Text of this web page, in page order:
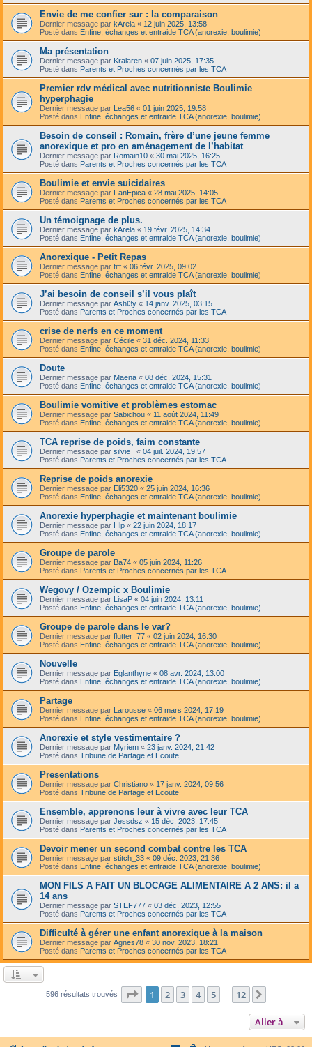
Envie de me confier sur : la comparaison
Dernier message par kArela « 12 juin 2025, 13:58
Posté dans Enfine, échanges et entraide TCA (anorexie, boulimie)
Ma présentation
Dernier message par Kralaren « 07 juin 2025, 17:35
Posté dans Parents et Proches concernés par les TCA
Premier rdv médical avec nutritionniste Boulimie
hyperphagie
Dernier message par Lea56 « 01 juin 2025, 19:58
Posté dans Enfine, échanges et entraide TCA (anorexie, boulimie)
Besoin de conseil : Romain, frère d’une jeune femme
anorexique et pro en aménagement de l’habitat
Dernier message par Romain10 « 30 mai 2025, 16:25
Posté dans Parents et Proches concernés par les TCA
Boulimie et envie suicidaires
Dernier message par FanEpica « 28 mai 2025, 14:05
Posté dans Parents et Proches concernés par les TCA
Un témoignage de plus.
Dernier message par kArela « 19 févr. 2025, 14:34
Posté dans Enfine, échanges et entraide TCA (anorexie, boulimie)
Anorexique - Petit Repas
Dernier message par tiff « 06 févr. 2025, 09:02
Posté dans Enfine, échanges et entraide TCA (anorexie, boulimie)
J’ai besoin de conseil s’il vous plaît
Dernier message par Ashl3y « 14 janv. 2025, 03:15
Posté dans Parents et Proches concernés par les TCA
crise de nerfs en ce moment
Dernier message par Cécile « 31 déc. 2024, 11:33
Posté dans Enfine, échanges et entraide TCA (anorexie, boulimie)
Doute
Dernier message par Maëna « 08 déc. 2024, 15:31
Posté dans Enfine, échanges et entraide TCA (anorexie, boulimie)
Boulimie vomitive et problèmes estomac
Dernier message par Sabichou « 11 août 2024, 11:49
Posté dans Enfine, échanges et entraide TCA (anorexie, boulimie)
TCA reprise de poids, faim constante
Dernier message par silvie_ « 04 juil. 2024, 19:57
Posté dans Parents et Proches concernés par les TCA
Reprise de poids anorexie
Dernier message par Eli5320 « 25 juin 2024, 16:36
Posté dans Enfine, échanges et entraide TCA (anorexie, boulimie)
Anorexie hyperphagie et maintenant boulimie
Dernier message par Hlp « 22 juin 2024, 18:17
Posté dans Enfine, échanges et entraide TCA (anorexie, boulimie)
Groupe de parole
Dernier message par Ba74 « 05 juin 2024, 11:26
Posté dans Parents et Proches concernés par les TCA
Wegovy / Ozempic x Boulimie
Dernier message par LisaP « 04 juin 2024, 13:11
Posté dans Enfine, échanges et entraide TCA (anorexie, boulimie)
Groupe de parole dans le var?
Dernier message par flutter_77 « 02 juin 2024, 16:30
Posté dans Enfine, échanges et entraide TCA (anorexie, boulimie)
Nouvelle
Dernier message par Eglanthyne « 08 avr. 2024, 13:00
Posté dans Enfine, échanges et entraide TCA (anorexie, boulimie)
Partage
Dernier message par Larousse « 06 mars 2024, 17:19
Posté dans Enfine, échanges et entraide TCA (anorexie, boulimie)
Anorexie et style vestimentaire ?
Dernier message par Myriem « 23 janv. 2024, 21:42
Posté dans Tribune de Partage et Ecoute
Presentations
Dernier message par Christiano « 17 janv. 2024, 09:56
Posté dans Tribune de Partage et Ecoute
Ensemble, apprenons leur à vivre avec leur TCA
Dernier message par Jessdsz « 15 déc. 2023, 17:45
Posté dans Parents et Proches concernés par les TCA
Devoir mener un second combat contre les TCA
Dernier message par stitch_33 « 09 déc. 2023, 21:36
Posté dans Enfine, échanges et entraide TCA (anorexie, boulimie)
MON FILS A FAIT UN BLOCAGE ALIMENTAIRE A 2 ANS: il a
14 ans
Dernier message par STEF777 « 03 déc. 2023, 12:55
Posté dans Parents et Proches concernés par les TCA
Difficulté à gérer une enfant anorexique à la maison
Dernier message par Agnes78 « 30 nov. 2023, 18:21
Posté dans Parents et Proches concernés par les TCA
596 résultats trouvés Page 1sur12
1 2 3 4 5 12
Aller à